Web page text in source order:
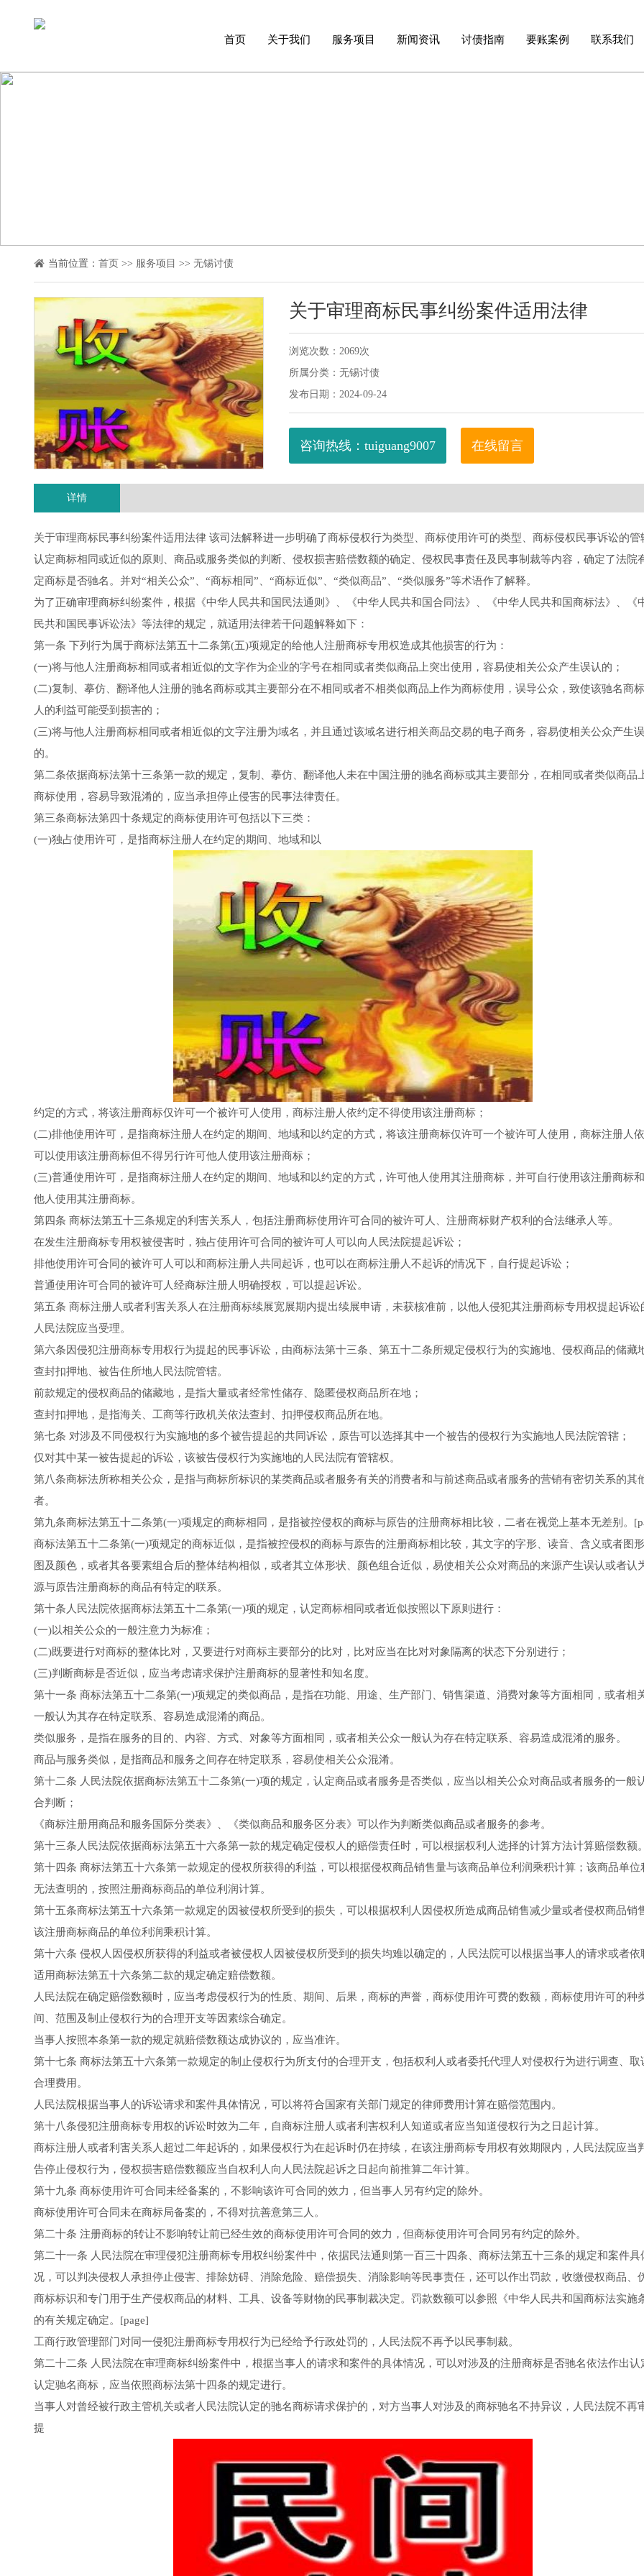
首页 关于我们 服务项目 新闻资讯 讨债指南 要账案例 联系我们
当前位置： 首页 >> 服务项目 >> 无锡讨债
关于审理商标民事纠纷案件适用法律
浏览次数：2069次
所属分类：无锡讨债
发布日期：2024-09-24
咨询热线：tuiguang9007 在线留言
详情
关于审理商标民事纠纷案件适用法律 该司法解释进一步明确了商标侵权行为类型、商标使用许可的类型、商标侵权民事诉讼的管
认定商标相同或近似的原则、商品或服务类似的判断、侵权损害赔偿数额的确定、侵权民事责任及民事制裁等内容，确定了法院
定商标是否驰名。并对“相关公众”、“商标相同”、“商标近似”、“类似商品”、“类似服务”等术语作了解释。
为了正确审理商标纠纷案件，根据《中华人民共和国民法通则》、《中华人民共和国合同法》、《中华人民共和国商标法》、《
民共和国民事诉讼法》等法律的规定，就适用法律若干问题解释如下：
第一条 下列行为属于商标法第五十二条第(五)项规定的给他人注册商标专用权造成其他损害的行为：
(一)将与他人注册商标相同或者相近似的文字作为企业的字号在相同或者类似商品上突出使用，容易使相关公众产生误认的；
(二)复制、摹仿、翻译他人注册的驰名商标或其主要部分在不相同或者不相类似商品上作为商标使用，误导公众，致使该驰名商
人的利益可能受到损害的；
(三)将与他人注册商标相同或者相近似的文字注册为域名，并且通过该域名进行相关商品交易的电子商务，容易使相关公众产生
的。
第二条依据商标法第十三条第一款的规定，复制、摹仿、翻译他人未在中国注册的驰名商标或其主要部分，在相同或者类似商品
商标使用，容易导致混淆的，应当承担停止侵害的民事法律责任。
第三条商标法第四十条规定的商标使用许可包括以下三类：
(一)独占使用许可，是指商标注册人在约定的期间、地域和以
约定的方式，将该注册商标仅许可一个被许可人使用，商标注册人依约定不得使用该注册商标；
(二)排他使用许可，是指商标注册人在约定的期间、地域和以约定的方式，将该注册商标仅许可一个被许可人使用，商标注册人
可以使用该注册商标但不得另行许可他人使用该注册商标；
(三)普通使用许可，是指商标注册人在约定的期间、地域和以约定的方式，许可他人使用其注册商标，并可自行使用该注册商标
他人使用其注册商标。
第四条 商标法第五十三条规定的利害关系人，包括注册商标使用许可合同的被许可人、注册商标财产权利的合法继承人等。
在发生注册商标专用权被侵害时，独占使用许可合同的被许可人可以向人民法院提起诉讼；
排他使用许可合同的被许可人可以和商标注册人共同起诉，也可以在商标注册人不起诉的情况下，自行提起诉讼；
普通使用许可合同的被许可人经商标注册人明确授权，可以提起诉讼。
第五条 商标注册人或者利害关系人在注册商标续展宽展期内提出续展申请，未获核准前，以他人侵犯其注册商标专用权提起诉讼
人民法院应当受理。
第六条因侵犯注册商标专用权行为提起的民事诉讼，由商标法第十三条、第五十二条所规定侵权行为的实施地、侵权商品的储藏
查封扣押地、被告住所地人民法院管辖。
前款规定的侵权商品的储藏地，是指大量或者经常性储存、隐匿侵权商品所在地；
查封扣押地，是指海关、工商等行政机关依法查封、扣押侵权商品所在地。
第七条 对涉及不同侵权行为实施地的多个被告提起的共同诉讼，原告可以选择其中一个被告的侵权行为实施地人民法院管辖；
仅对其中某一被告提起的诉讼，该被告侵权行为实施地的人民法院有管辖权。
第八条商标法所称相关公众，是指与商标所标识的某类商品或者服务有关的消费者和与前述商品或者服务的营销有密切关系的其
者。
第九条商标法第五十二条第(一)项规定的商标相同，是指被控侵权的商标与原告的注册商标相比较，二者在视觉上基本无差别。
商标法第五十二条第(一)项规定的商标近似，是指被控侵权的商标与原告的注册商标相比较，其文字的字形、读音、含义或者图
图及颜色，或者其各要素组合后的整体结构相似，或者其立体形状、颜色组合近似，易使相关公众对商品的来源产生误认或者认
源与原告注册商标的商品有特定的联系。
第十条人民法院依据商标法第五十二条第(一)项的规定，认定商标相同或者近似按照以下原则进行：
(一)以相关公众的一般注意力为标准；
(二)既要进行对商标的整体比对，又要进行对商标主要部分的比对，比对应当在比对对象隔离的状态下分别进行；
(三)判断商标是否近似，应当考虑请求保护注册商标的显著性和知名度。
第十一条 商标法第五十二条第(一)项规定的类似商品，是指在功能、用途、生产部门、销售渠道、消费对象等方面相同，或者相
一般认为其存在特定联系、容易造成混淆的商品。
类似服务，是指在服务的目的、内容、方式、对象等方面相同，或者相关公众一般认为存在特定联系、容易造成混淆的服务。
商品与服务类似，是指商品和服务之间存在特定联系，容易使相关公众混淆。
第十二条 人民法院依据商标法第五十二条第(一)项的规定，认定商品或者服务是否类似，应当以相关公众对商品或者服务的一般
合判断；
《商标注册用商品和服务国际分类表》、《类似商品和服务区分表》可以作为判断类似商品或者服务的参考。
第十三条人民法院依据商标法第五十六条第一款的规定确定侵权人的赔偿责任时，可以根据权利人选择的计算方法计算赔偿数额。
第十四条 商标法第五十六条第一款规定的侵权所获得的利益，可以根据侵权商品销售量与该商品单位利润乘积计算；该商品单位
无法查明的，按照注册商标商品的单位利润计算。
第十五条商标法第五十六条第一款规定的因被侵权所受到的损失，可以根据权利人因侵权所造成商品销售减少量或者侵权商品销
该注册商标商品的单位利润乘积计算。
第十六条 侵权人因侵权所获得的利益或者被侵权人因被侵权所受到的损失均难以确定的，人民法院可以根据当事人的请求或者依
适用商标法第五十六条第二款的规定确定赔偿数额。
人民法院在确定赔偿数额时，应当考虑侵权行为的性质、期间、后果，商标的声誉，商标使用许可费的数额，商标使用许可的种
间、范围及制止侵权行为的合理开支等因素综合确定。
当事人按照本条第一款的规定就赔偿数额达成协议的，应当准许。
第十七条 商标法第五十六条第一款规定的制止侵权行为所支付的合理开支，包括权利人或者委托代理人对侵权行为进行调查、取
合理费用。
人民法院根据当事人的诉讼请求和案件具体情况，可以将符合国家有关部门规定的律师费用计算在赔偿范围内。
第十八条侵犯注册商标专用权的诉讼时效为二年，自商标注册人或者利害权利人知道或者应当知道侵权行为之日起计算。
商标注册人或者利害关系人超过二年起诉的，如果侵权行为在起诉时仍在持续，在该注册商标专用权有效期限内，人民法院应当
告停止侵权行为，侵权损害赔偿数额应当自权利人向人民法院起诉之日起向前推算二年计算。
第十九条 商标使用许可合同未经备案的，不影响该许可合同的效力，但当事人另有约定的除外。
商标使用许可合同未在商标局备案的，不得对抗善意第三人。
第二十条 注册商标的转让不影响转让前已经生效的商标使用许可合同的效力，但商标使用许可合同另有约定的除外。
第二十一条 人民法院在审理侵犯注册商标专用权纠纷案件中，依据民法通则第一百三十四条、商标法第五十三条的规定和案件具
况，可以判决侵权人承担停止侵害、排除妨碍、消除危险、赔偿损失、消除影响等民事责任，还可以作出罚款，收缴侵权商品、
商标标识和专门用于生产侵权商品的材料、工具、设备等财物的民事制裁决定。罚款数额可以参照《中华人民共和国商标法实施
的有关规定确定。[page]
工商行政管理部门对同一侵犯注册商标专用权行为已经给予行政处罚的，人民法院不再予以民事制裁。
第二十二条 人民法院在审理商标纠纷案件中，根据当事人的请求和案件的具体情况，可以对涉及的注册商标是否驰名依法作出认
认定驰名商标，应当依照商标法第十四条的规定进行。
当事人对曾经被行政主管机关或者人民法院认定的驰名商标请求保护的，对方当事人对涉及的商标驰名不持异议，人民法院不再
提